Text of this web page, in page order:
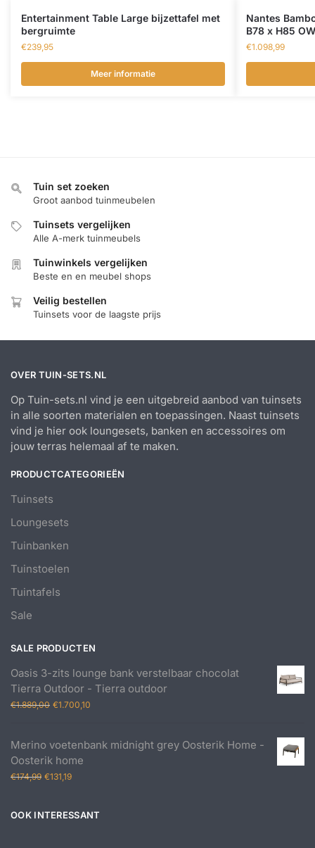
Entertainment Table Large bijzettafel met
bergruimte
€239,95
Meer informatie
Nantes
B78 x H85
€1.098,99
Tuin set zoeken
Groot aanbod tuinmeubelen
Tuinsets vergelijken
Alle A-merk tuinmeubels
Tuinwinkels vergelijken
Beste en en meubel shops
Veilig bestellen
Tuinsets voor de laagste prijs
OVER TUIN-SETS.NL
Op Tuin-sets.nl vind je een uitgebreid aanbod van tuinsets
in alle soorten materialen en toepassingen. Naast tuinsets
vind je hier ook loungesets, banken en accessoires om
jouw terras helemaal af te maken.
PRODUCTCATEGORIEËN
Tuinsets
Loungesets
Tuinbanken
Tuinstoelen
Tuintafels
Sale
SALE PRODUCTEN
Oasis 3-zits lounge bank verstelbaar chocolat
Tierra Outdoor - Tierra outdoor
€1.889,00 Oorspronkelijke
€1.889,00.
€1.700,10
€1.700,10.
Merino voetenbank midnight grey Oosterik Home -
Oosterik home
€174,99 Oorspronkelijke
€174,99.
€131,19Huidige
€131,19.
OOK INTERESSANT